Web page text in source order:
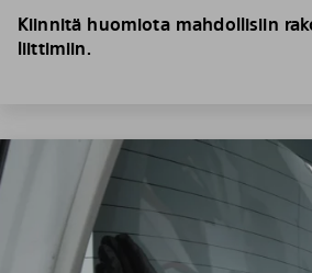
Kiinnitä huomiota mahdollisiin
liittimiin.